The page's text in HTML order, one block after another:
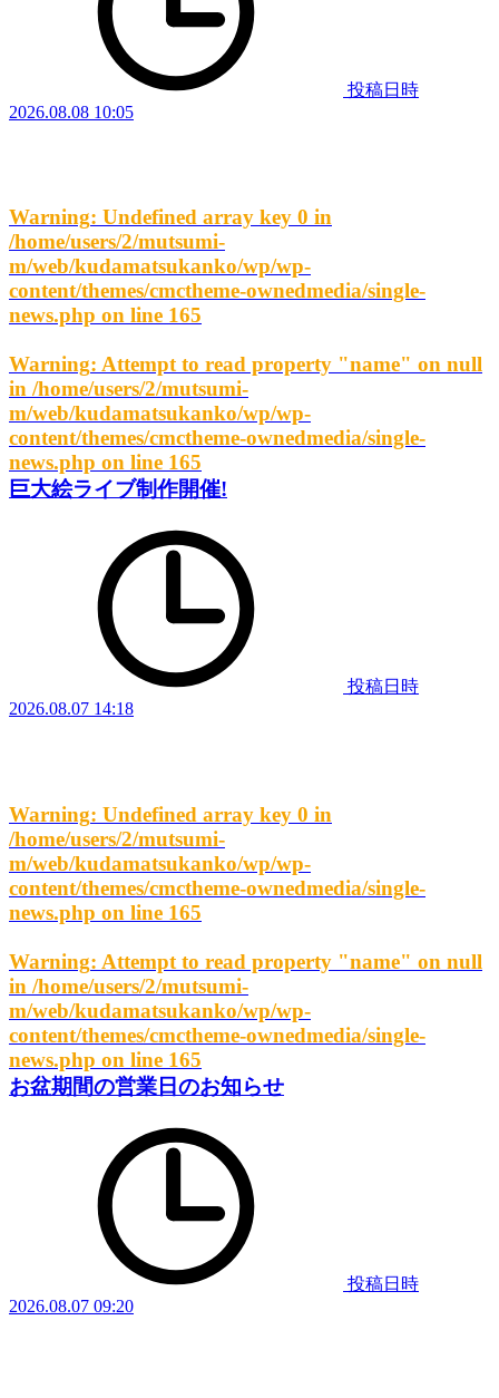
投稿日時
2026.08.08 10:05
Warning: Undefined array key 0 in
/home/users/2/mutsumi-
m/web/kudamatsukanko/wp/wp-
content/themes/cmctheme-ownedmedia/single-
news.php on line 165
Warning: Attempt to read property "name" on null
in /home/users/2/mutsumi-
m/web/kudamatsukanko/wp/wp-
content/themes/cmctheme-ownedmedia/single-
news.php on line 165
巨大絵ライブ制作開催!
投稿日時
2026.08.07 14:18
Warning: Undefined array key 0 in
/home/users/2/mutsumi-
m/web/kudamatsukanko/wp/wp-
content/themes/cmctheme-ownedmedia/single-
news.php on line 165
Warning: Attempt to read property "name" on null
in /home/users/2/mutsumi-
m/web/kudamatsukanko/wp/wp-
content/themes/cmctheme-ownedmedia/single-
news.php on line 165
お盆期間の営業日のお知らせ
投稿日時
2026.08.07 09:20